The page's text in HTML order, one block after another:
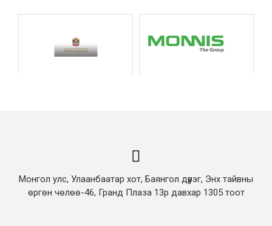
Монгол улс, Улаанбаатар хот, Баянгол дүүрэг, Энх тайвны
өргөн чөлөө-46, Гранд Плаза 13р давхар 1305 тоот